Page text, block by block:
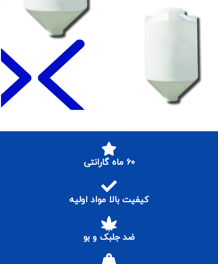
۶۰ ماه گارانتی
کیفیت بالا مواد اولیه
ضد جلبک و بو